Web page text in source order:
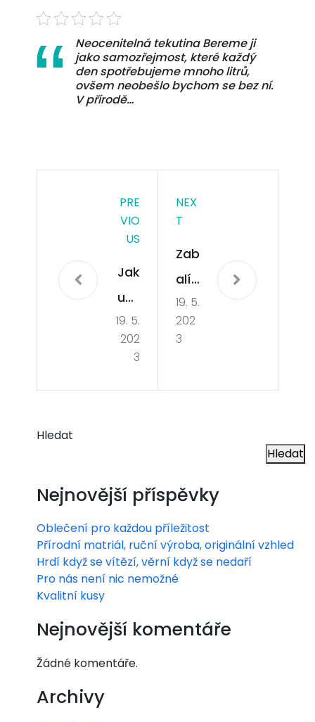
Neocenitelná tekutina Bereme ji
jako samozřejmost, které každý
den spotřebujeme mnoho litrů,
ovšem neobešlo bychom se bez ní.
V přírodě…
PRE
VIO
US
Jak
uše
třit
při
mu
19. 5.
202
3
NEX
T
Zab
alí
me,
odv
19. 5.
202
3
Hledat
Hledat
Nejnovější příspěvky
Oblečení pro každou příležitost
Přírodní matriál, ruční výroba, originální vzhled
Hrdí když se vítězí, věrní když se nedaří
Pro nás není nic nemožné
Kvalitní kusy
Nejnovější komentáře
Žádné komentáře.
Archivy